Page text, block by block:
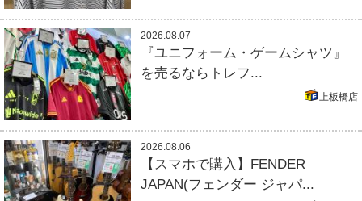
2026.08.07
『ユニフォーム・ゲームシャツ』
を売るならトレフ...
上板橋店
2026.08.06
【スマホで購入】FENDER
JAPAN(フェンダー ジャパ...